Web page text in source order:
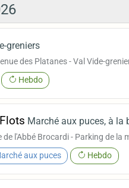
greniers
des Platanes - Val Vide-
Hebdo
Marché aux puces, à la
de l'Abbé Brocardi - Parking de la
aux puces Hebdo